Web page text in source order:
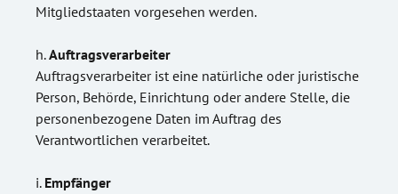
Mitgliedstaaten vorgesehen werden.
Auftragsverarbeiter
Auftragsverarbeiter ist eine natürliche oder juristische
Person, Behörde, Einrichtung oder andere Stelle, die
personenbezogene Daten im Auftrag des
Verantwortlichen verarbeitet.
Empfänger